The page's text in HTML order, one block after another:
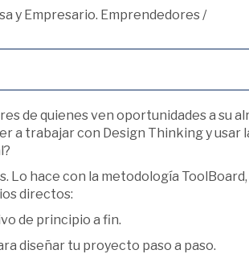
y Empresario. Emprendedores/
de quienes ven oportunidades a su
a trabajar con Design Thinking y
Lo hace con la metodología
directos:
de principio a fin.
diseñar tu proyecto paso a paso.